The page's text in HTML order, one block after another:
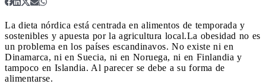
La dieta nórdica está centrada en alimentos de temporada y
sostenibles y apuesta por la agricultura local.La obesidad no es
un problema en los países escandinavos. No existe ni en
Dinamarca, ni en Suecia, ni en Noruega, ni en Finlandia y
tampoco en Islandia. Al parecer se debe a su forma de
alimentarse.